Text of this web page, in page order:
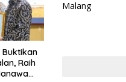
Buktikan
Raih